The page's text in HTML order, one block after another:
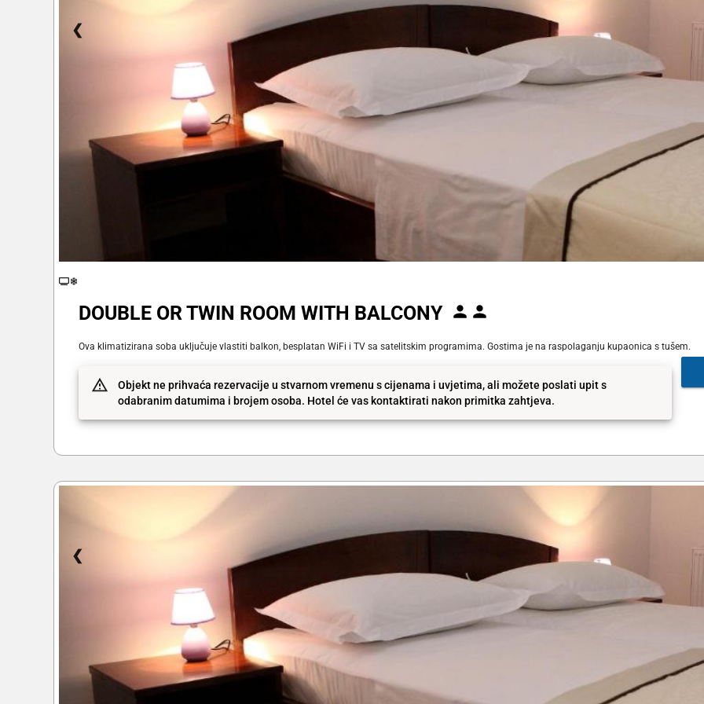
❮
DOUBLE OR TWIN ROOM WITH BALCONY
Ova klimatizirana soba uključuje vlastiti balkon, besplatan WiFi i TV sa satelitskim programima. Gostima je na raspolaganju kupaonica s tušem.
Objekt ne prihvaća rezervacije u stvarnom vremenu s cijenama i uvjetima, ali možete poslati upit s
odabranim datumima i brojem osoba. Hotel će vas kontaktirati nakon primitka zahtjeva.
❮